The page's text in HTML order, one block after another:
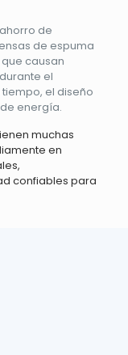
de
de espuma
causan
el
el diseño
energía.
muchas
en
confiables para